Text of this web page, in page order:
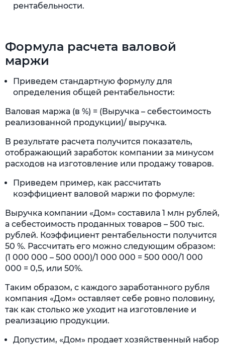
рентабельности.
Формула расчета валовой
маржи
Приведем стандартную формулу для
определения общей рентабельности:
Валовая маржа (в %) = (Выручка – себестоимость
реализованной продукции)/ выручка.
В результате расчета получится показатель,
отображающий заработок компании за минусом
расходов на изготовление или продажу товаров.
Приведем пример, как рассчитать
коэффициент валовой маржи по формуле:
Выручка компании «Дом» составила 1 млн рублей,
а себестоимость проданных товаров – 500 тыс.
рублей. Коэффициент рентабельности получится
50 %. Рассчитать его можно следующим образом:
(1 000 000 – 500 000)/1 000 000 = 500 000/1 000
000 = 0,5, или 50%.
Таким образом, с каждого заработанного рубля
компания «Дом» оставляет себе ровно половину,
так как столько же уходит на изготовление и
реализацию продукции.
Допустим, «Дом» продает хозяйственный набор